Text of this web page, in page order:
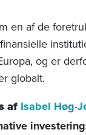
en af de
og er
globalt.
af Isabel Høg-